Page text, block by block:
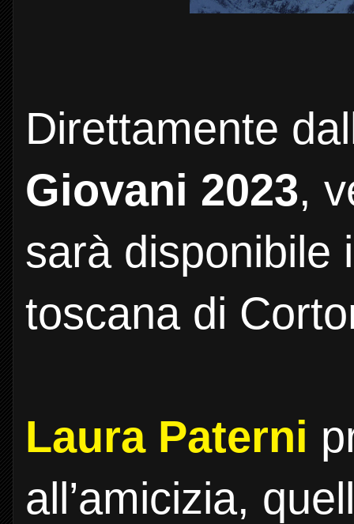
Direttamente
Giovani 2023,
sarà disponibile
toscana di
Laura Paterni
all’amicizia,